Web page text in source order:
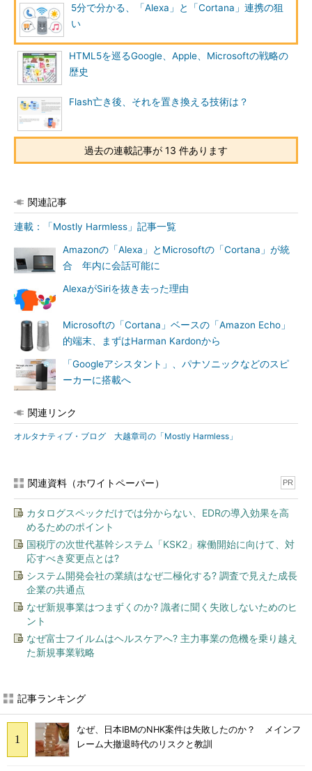
5分で分かる、「Alexa」と「Cortana」連携の狙
い
HTML5を巡るGoogle、Apple、Microsoftの戦略の
歴史
Flash亡き後、それを置き換える技術は？
過去の連載記事が 13 件あります
関連記事
連載：「Mostly Harmless」記事一覧
Amazonの「Alexa」とMicrosoftの「Cortana」が統
合 年内に会話可能に
AlexaがSiriを抜き去った理由
Microsoftの「Cortana」ベースの「Amazon Echo」
的端末、まずはHarman Kardonから
「Googleアシスタント」、パナソニックなどのスピ
ーカーに搭載へ
関連リンク
オルタナティブ・ブログ 大越章司の「Mostly Harmless」
関連資料（ホワイトペーパー） PR
カタログスペックだけでは分からない、EDRの導入効果を高
めるためのポイント
国税庁の次世代基幹システム「KSK2」稼働開始に向けて、対
応すべき変更点とは?
システム開発会社の業績はなぜ二極化する? 調査で見えた成長
企業の共通点
なぜ新規事業はつまずくのか? 識者に聞く失敗しないためのヒ
ント
なぜ富士フイルムはヘルスケアへ? 主力事業の危機を乗り越え
た新規事業戦略
記事ランキング
なぜ、日本IBMのNHK案件は失敗したのか？ メインフ
レーム大撤退時代のリスクと教訓